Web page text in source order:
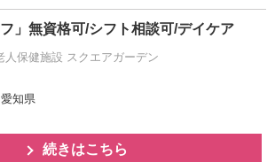
」無資格可/シフト相談可/デイケア
人保健施設 スクエアガーデン
知県
続きはこちら